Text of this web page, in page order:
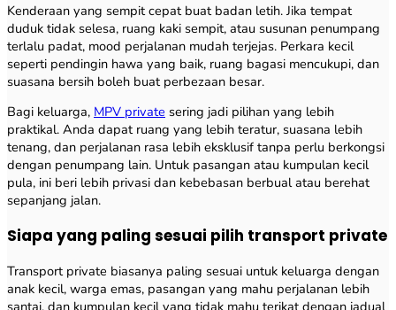
Kenderaan yang sempit cepat buat badan letih. Jika tempat
duduk tidak selesa, ruang kaki sempit, atau susunan penumpang
terlalu padat, mood perjalanan mudah terjejas. Perkara kecil
seperti pendingin hawa yang baik, ruang bagasi mencukupi, dan
suasana bersih boleh buat perbezaan besar.
Bagi keluarga, MPV private sering jadi pilihan yang lebih
praktikal. Anda dapat ruang yang lebih teratur, suasana lebih
tenang, dan perjalanan rasa lebih eksklusif tanpa perlu berkongsi
dengan penumpang lain. Untuk pasangan atau kumpulan kecil
pula, ini beri lebih privasi dan kebebasan berbual atau berehat
sepanjang jalan.
Siapa yang paling sesuai pilih transport private
Transport private biasanya paling sesuai untuk keluarga dengan
anak kecil, warga emas, pasangan yang mahu perjalanan lebih